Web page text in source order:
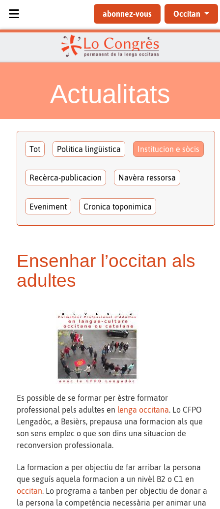
abonnez-vous Occitan
Actualitats
Tot Politica lingüistica Institucion e sòcis
Recèrca-publicacion Navèra ressorsa
Eveniment Cronica toponimica
Ensenhar l’occitan als
adultes
Es possible de se formar per èstre formator
professional pels adultes en lenga occitana. Lo CFPO
Lengadòc, a Besièrs, prepausa una formacion als que
son sens emplec o que son dins una situacion de
reconversion professionala.
La formacion a per objectiu de far arribar la persona
que seguís aquela formacion a un nivèl B2 o C1 en
occitan . Lo programa a tanben per objectiu de donar a
la persona la competéncia necessària per animar una